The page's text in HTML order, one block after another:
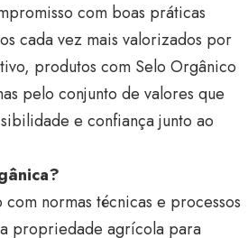
com boas práticas
cada vez mais valorizados por
produtos com Selo Orgânico
pelo conjunto de valores que
e confiança junto ao
normas técnicas e processos
propriedade agrícola para